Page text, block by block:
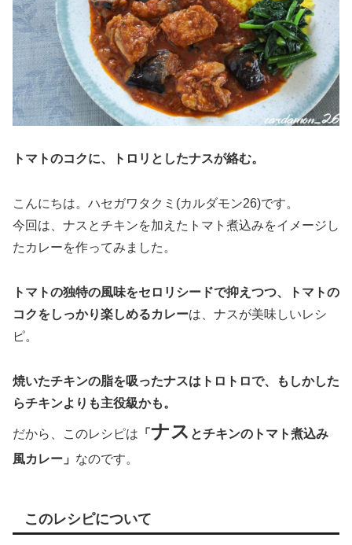
トマトのコクに、トロリとしたナスが絡む。
こんにちは。ハセガワタクミ(カルダモン26)です。
今回は、ナスとチキンを加えたトマト煮込みをイメージし
たカレーを作ってみました。
トマトの独特の風味をセロリシードで抑えつつ、トマトの
コクをしっかり楽しめるカレーは、ナスが美味しいレシ
ピ。
焼いたチキンの脂を吸ったナスはトロトロで、もしかした
らチキンよりも主役級かも。
だから、このレシピは 「 ナス とチキンのトマト煮込み
風カレー」 なのです。
このレシピについて